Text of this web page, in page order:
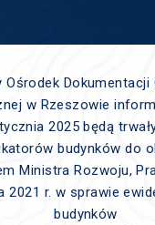
Ośrodek Dokumentacji
w Rzeszowie
2025 będą
budynków do
Ministra Rozwoju,
2021 r. w sprawie
budynków